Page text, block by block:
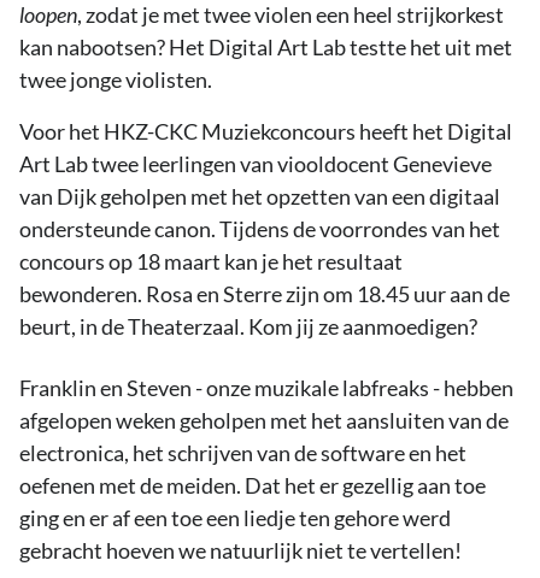
loopen, zodat je met twee violen een heel strijkorkest
kan nabootsen? Het Digital Art Lab testte het uit met
twee jonge violisten.
Voor het HKZ-CKC Muziekconcours heeft het Digital
Art Lab twee leerlingen van viooldocent Genevieve
van Dijk geholpen met het opzetten van een digitaal
ondersteunde canon. Tijdens de voorrondes van het
concours op 18 maart kan je het resultaat
bewonderen. Rosa en Sterre zijn om 18.45 uur aan de
beurt, in de Theaterzaal. Kom jij ze aanmoedigen?
Franklin en Steven - onze muzikale labfreaks - hebben
afgelopen weken geholpen met het aansluiten van de
electronica, het schrijven van de software en het
oefenen met de meiden. Dat het er gezellig aan toe
ging en er af een toe een liedje ten gehore werd
gebracht hoeven we natuurlijk niet te vertellen!